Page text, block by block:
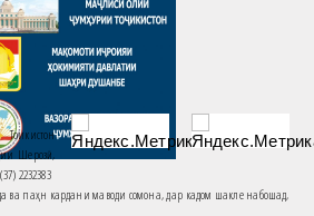
Шерозӣ,
2232383
ва паҳн кардани маводи сомона, дар кадом шакле набошад,